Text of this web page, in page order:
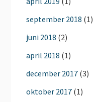
september 2018 (1)
juni 2018 (2)
april 2018 (1)
december 2017 (3)
oktober 2017 (1)